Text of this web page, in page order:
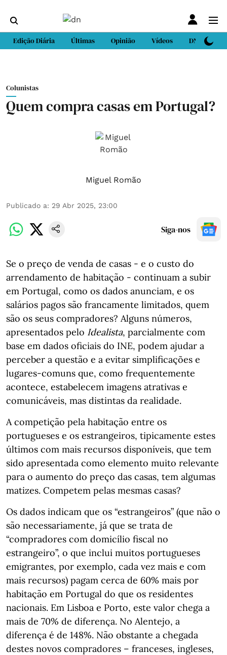
Edição Diária Últimas Opinião Vídeos DN Sport
Colunistas
Quem compra casas em Portugal?
Miguel Romão
Publicado a: 29 Abr 2025, 23:00
Siga-nos
Se o preço de venda de casas - e o custo do
arrendamento de habitação - continuam a subir
em Portugal, como os dados anunciam, e os
salários pagos são francamente limitados, quem
são os seus compradores? Alguns números,
apresentados pelo Idealista, parcialmente com
base em dados oficiais do INE, podem ajudar a
perceber a questão e a evitar simplificações e
lugares-comuns que, como frequentemente
acontece, estabelecem imagens atrativas e
comunicáveis, mas distintas da realidade.
A competição pela habitação entre os
portugueses e os estrangeiros, tipicamente estes
últimos com mais recursos disponíveis, que tem
sido apresentada como elemento muito relevante
para o aumento do preço das casas, tem algumas
matizes. Competem pelas mesmas casas?
Os dados indicam que os “estrangeiros” (que não o
são necessariamente, já que se trata de
“compradores com domicílio fiscal no
estrangeiro”, o que inclui muitos portugueses
emigrantes, por exemplo, cada vez mais e com
mais recursos) pagam cerca de 60% mais por
habitação em Portugal do que os residentes
nacionais. Em Lisboa e Porto, este valor chega a
mais de 70% de diferença. No Alentejo, a
diferença é de 148%. Não obstante a chegada
destes novos compradores – franceses, ingleses,